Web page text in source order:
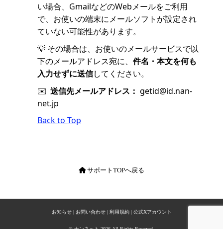
い場合、GmailなどのWebメールをご利用
で、お使いの端末にメールソフトが設定され
ていない可能性があります。
💡 その場合は、お使いのメールサービスで以
下のメールアドレス宛に、 件名・本文を何も
入力せずに送信してください。
✉️ 送信先メールアドレス： getid@id.nan-
net.jp
Back to Top
サポートTOPへ戻る
お知らせ | お問い合わせ | 利用規約 | 公式Xアカウント